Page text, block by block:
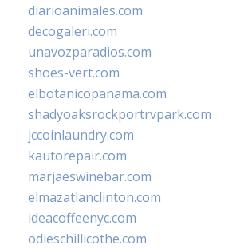
diarioanimales.com
decogaleri.com
unavozparadios.com
shoes-vert.com
elbotanicopanama.com
shadyoaksrockportrvpark.com
jccoinlaundry.com
kautorepair.com
marjaeswinebar.com
elmazatlanclinton.com
ideacoffeenyc.com
odieschillicothe.com